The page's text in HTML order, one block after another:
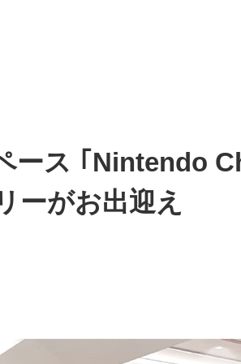
ース ｢Nintendo
ーがお出迎え